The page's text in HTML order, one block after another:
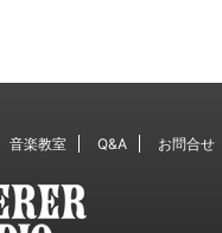
音楽教室 Q&A お問合せ